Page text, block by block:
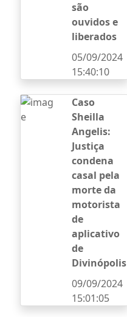
são
ouvidos e
liberados
05/09/2024
15:40:10
Caso
Sheilla
Angelis:
Justiça
condena
casal pela
morte da
motorista
de
aplicativo
de
Divinópolis
09/09/2024
15:01:05